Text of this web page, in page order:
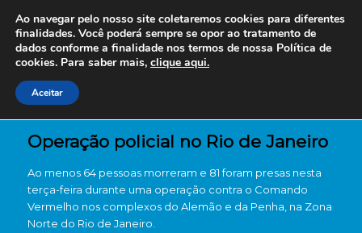
Operação policial no Rio de Janeiro
Ao menos 64 pessoas morreram e 81 foram presas nesta
terça-feira durante uma operação contra o Comando
Vermelho nos complexos do Alemão e da Penha, na Zona
Norte do Rio de Janeiro.
Ao navegar pelo nosso site coletaremos cookies para diferentes
finalidades. Você poderá sempre se opor ao tratamento de
dados conforme a finalidade nos termos de nossa Política de
cookies. Para saber mais, clique aqui.
Aceitar